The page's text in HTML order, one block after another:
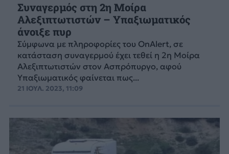
Συναγερμός στη 2η Μοίρα
Αλεξιπτωτιστών – Υπαξιωματικός
άνοιξε πυρ
Σύμφωνα με πληροφορίες του OnAlert, σε
κατάσταση συναγερμού έχει τεθεί η 2η Μοίρα
Αλεξιπτωτιστών στον Ασπρόπυργο, αφού
Υπαξιωματικός φαίνεται πως...
21 ΙΟΥΛ. 2023, 11:09